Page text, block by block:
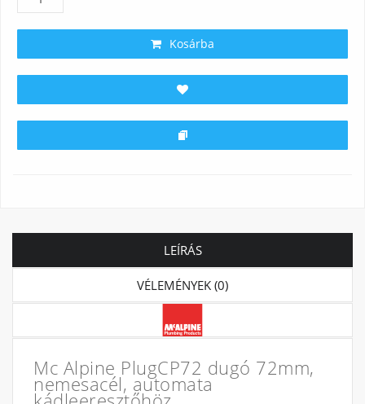
Kosárba
LEÍRÁS
VÉLEMÉNYEK (0)
Mc Alpine PlugCP72 dugó 72mm,
nemesacél, automata